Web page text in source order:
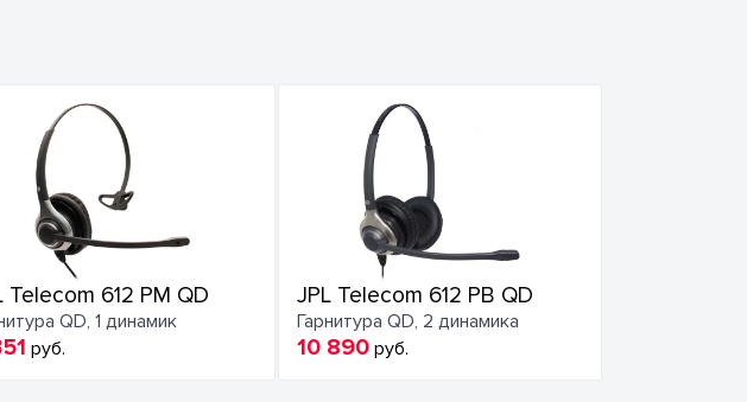
Telecom 612 PM QD
QD, 1 динамик
руб.
JPL Telecom 612 PB QD
Гарнитура QD, 2 динамика
10 890руб.